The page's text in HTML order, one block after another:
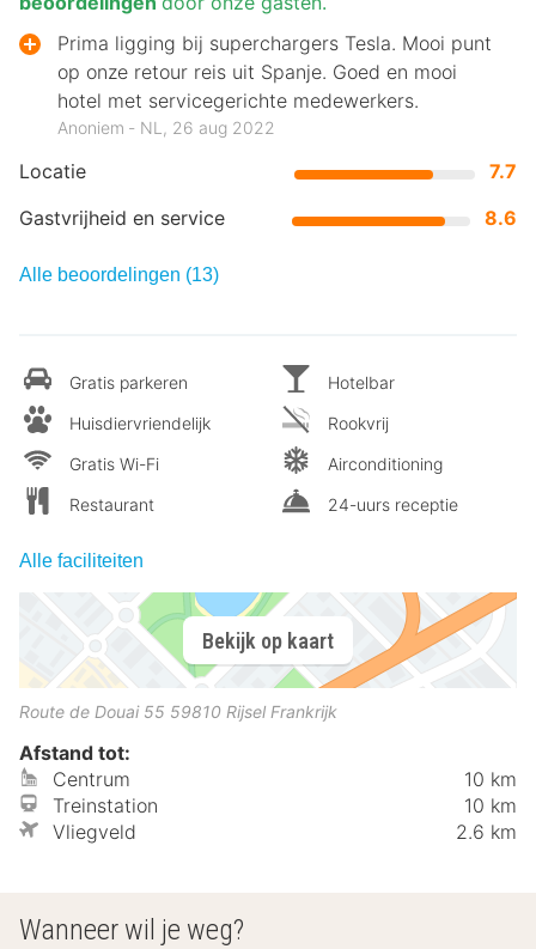
Locatie
7.7
Gastvrijheid en service
8.6
Prima ligging bij superchargers Tesla. Mooi punt
op onze retour reis uit Spanje. Goed en mooi
hotel met servicegerichte medewerkers.
Anoniem ‐ NL, 26 aug 2022
Alle beoordelingen (13)
Gratis parkeren
Huisdiervriendelijk
Gratis Wi-Fi
Restaurant
Hotelbar
Rookvrij
Airconditioning
24-uurs receptie
Alle faciliteiten
Bekijk op kaart
Route de Douai 55 59810 Rijsel Frankrijk
Afstand tot:
Centrum
10 km
Treinstation
10 km
Vliegveld
2.6 km
Wanneer wil je weg?